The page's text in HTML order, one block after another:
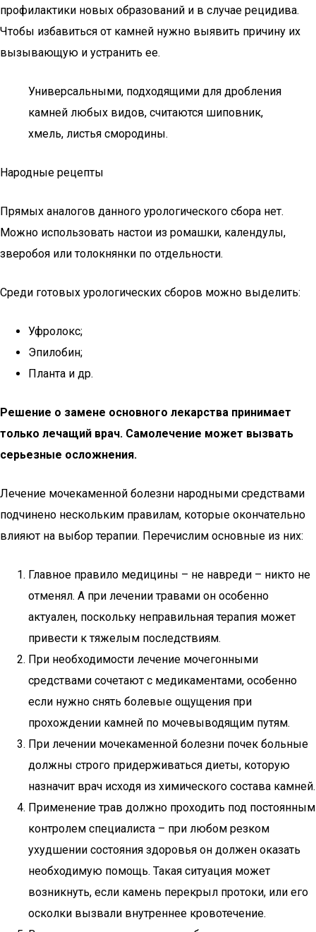
профилактики новых образований и в случае рецидива.
Чтобы избавиться от камней нужно выявить причину их
вызывающую и устранить ее.
Универсальными, подходящими для дробления
камней любых видов, считаются шиповник,
хмель, листья смородины.
Народные рецепты
Прямых аналогов данного урологического сбора нет.
Можно использовать настои из ромашки, календулы,
зверобоя или толокнянки по отдельности.
Среди готовых урологических сборов можно выделить:
Уфролокс;
Эпилобин;
Планта и др.
Решение о замене основного лекарства принимает
только лечащий врач. Самолечение может вызвать
серьезные осложнения.
Лечение мочекаменной болезни народными средствами
подчинено нескольким правилам, которые окончательно
влияют на выбор терапии. Перечислим основные из них:
Главное правило медицины – не навреди – никто не
отменял. А при лечении травами он особенно
актуален, поскольку неправильная терапия может
привести к тяжелым последствиям.
При необходимости лечение мочегонными
средствами сочетают с медикаментами, особенно
если нужно снять болевые ощущения при
прохождении камней по мочевыводящим путям.
При лечении мочекаменной болезни почек больные
должны строго придерживаться диеты, которую
назначит врач исходя из химического состава камней.
Применение трав должно проходить под постоянным
контролем специалиста – при любом резком
ухудшении состояния здоровья он должен оказать
необходимую помощь. Такая ситуация может
возникнуть, если камень перекрыл протоки, или его
осколки вызвали внутреннее кровотечение.